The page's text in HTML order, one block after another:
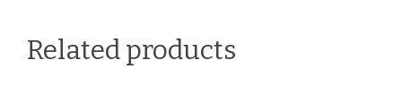
Related products